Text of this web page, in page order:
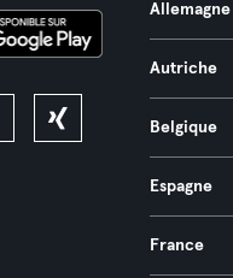
Allemagne
Autriche
Belgique
Espagne
France